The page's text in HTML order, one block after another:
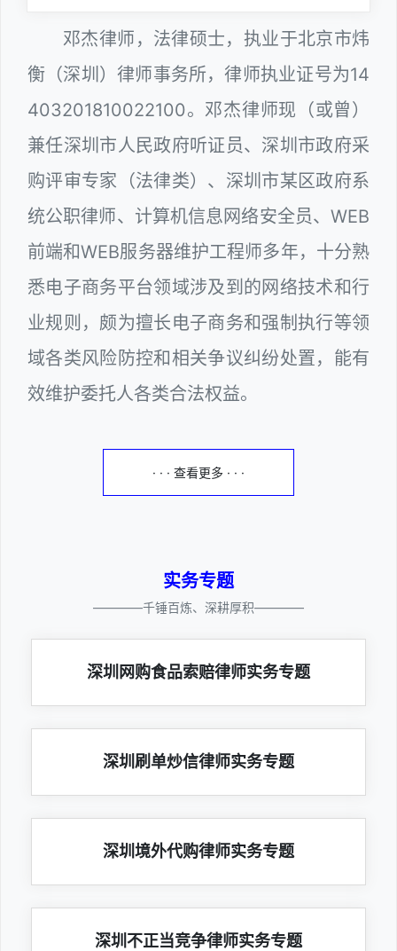
邓杰律师，法律硕士，执业于北京市炜
衡（深圳）律师事务所，律师执业证号为14
403201810022100。邓杰律师现（或曾）
兼任深圳市人民政府听证员、深圳市政府采
购评审专家（法律类）、深圳市某区政府系
统公职律师、计算机信息网络安全员、WEB
前端和WEB服务器维护工程师多年，十分熟
悉电子商务平台领域涉及到的网络技术和行
业规则，颇为擅长电子商务和强制执行等领
域各类风险防控和相关争议纠纷处置，能有
效维护委托人各类合法权益。
· · · 查看更多 · · ·
实务专题
————千锤百炼、深耕厚积————
深圳网购食品索赔律师实务专题
深圳刷单炒信律师实务专题
深圳境外代购律师实务专题
深圳不正当竞争律师实务专题